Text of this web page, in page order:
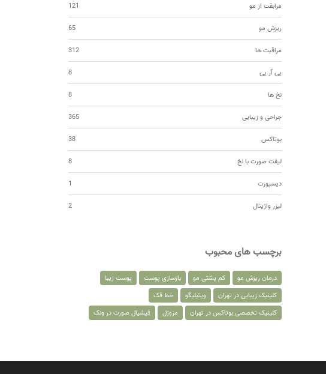
مرابقت از مو 121
ریزش مو 65
مراقبت ها 312
پی آر پی 8
نخ ها 8
جراحی و زیبایی 365
بوتاکس 38
لیفت صورت با نخ 8
دیسپورت 1
لیزر واژینال 2
برچسب های محبوب
درمان ریزش مو کم پشتی مو بازسازی پوست
پوست زیبا
کلینیک زیبایی در تهران
ویتیلیگو
خط فک
کلینیک تخصصی بوتاکس در تهران
مزوژل فیشیال صورت در ونک